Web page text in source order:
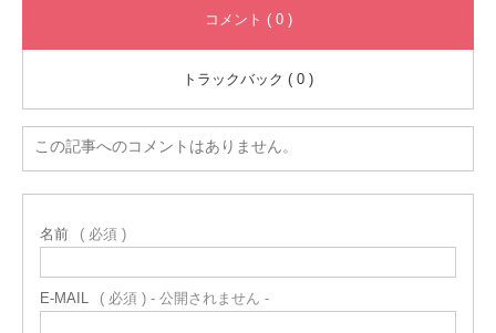
コメント ( 0 )
トラックバック ( 0 )
この記事へのコメントはありません。
名前 ( 必須 )
E-MAIL ( 必須 ) - 公開されません -